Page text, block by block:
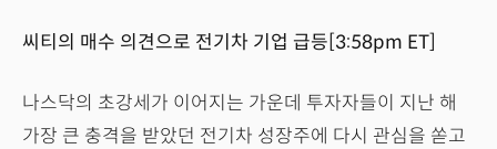
씨티의 매수 의견으로 전기차 기업 급등[3:58pm ET]
나스닥의 초강세가 이어지는 가운데 투자자들이 지난 해
가장 큰 충격을 받았던 전기차 성장주에 다시 관심을 쏟고